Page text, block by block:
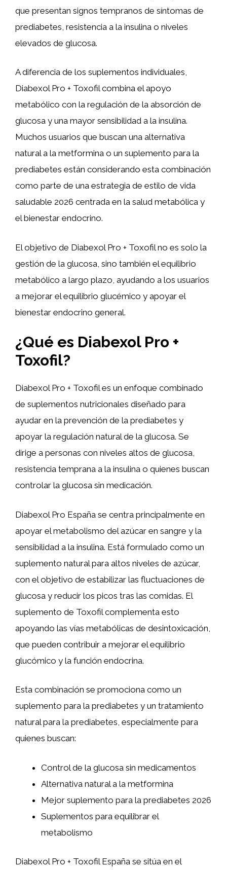
que presentan signos tempranos de síntomas de
prediabetes, resistencia a la insulina o niveles
elevados de glucosa.
A diferencia de los suplementos individuales,
Diabexol Pro + Toxofil combina el apoyo
metabólico con la regulación de la absorción de
glucosa y una mayor sensibilidad a la insulina.
Muchos usuarios que buscan una alternativa
natural a la metformina o un suplemento para la
prediabetes están considerando esta combinación
como parte de una estrategia de estilo de vida
saludable 2026 centrada en la salud metabólica y
el bienestar endocrino.
El objetivo de Diabexol Pro + Toxofil no es solo la
gestión de la glucosa, sino también el equilibrio
metabólico a largo plazo, ayudando a los usuarios
a mejorar el equilibrio glucémico y apoyar el
bienestar endocrino general.
¿Qué es Diabexol Pro +
Toxofil?
Diabexol Pro + Toxofil es un enfoque combinado
de suplementos nutricionales diseñado para
ayudar en la prevención de la prediabetes y
apoyar la regulación natural de la glucosa. Se
dirige a personas con niveles altos de glucosa,
resistencia temprana a la insulina o quienes buscan
controlar la glucosa sin medicación.
Diabexol Pro España se centra principalmente en
apoyar el metabolismo del azúcar en sangre y la
sensibilidad a la insulina. Está formulado como un
suplemento natural para altos niveles de azúcar,
con el objetivo de estabilizar las fluctuaciones de
glucosa y reducir los picos tras las comidas. El
suplemento de Toxofil complementa esto
apoyando las vías metabólicas de desintoxicación,
que pueden contribuir a mejorar el equilibrio
glucómico y la función endocrina.
Esta combinación se promociona como un
suplemento para la prediabetes y un tratamiento
natural para la prediabetes, especialmente para
quienes buscan:
Control de la glucosa sin medicamentos
Alternativa natural a la metformina
Mejor suplemento para la prediabetes 2026
Suplementos para equilibrar el
metabolismo
Diabexol Pro + Toxofil España se sitúa en el